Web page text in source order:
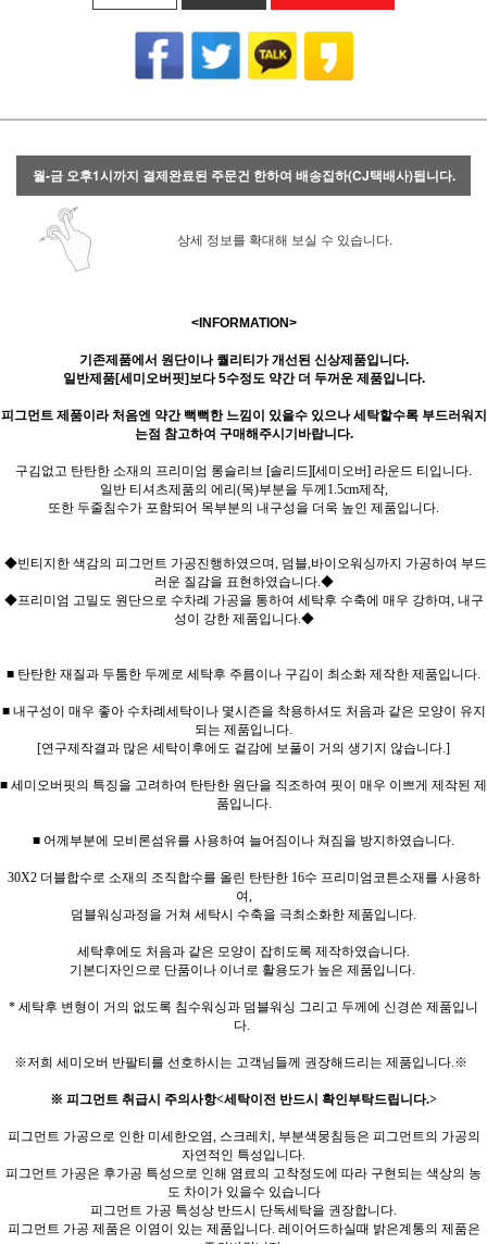
월-금 오후1시까지 결제완료된 주문건 한하여 배송집하(CJ택배사)됩니다.
상세 정보를 확대해 보실 수 있습니다.
<INFORMATION>
기존제품에서 원단이나 퀄리티가 개선된 신상제품입니다.
일반제품[세미오버핏]보다 5수정도 약간 더 두꺼운 제품입니다.
피그먼트 제품이라 처음엔 약간 뻑뻑한 느낌이 있을수 있으나 세탁할수록 부드러워지
는점 참고하여 구매해주시기바랍니다.
구김없고 탄탄한 소재의 프리미엄 롱슬리브 [솔리드][세미오버] 라운드 티입니다.
일반 티셔츠제품의 에리(목)부분을 두께1.5cm제작,
또한 두줄침수가 포함되어 목부분의 내구성을 더욱 높인 제품입니다.
◆빈티지한 색감의 피그먼트 가공진행하였으며, 덤블,바이오워싱까지 가공하여 부드
러운 질감을 표현하였습니다.◆
◆프리미엄 고밀도 원단으로 수차례 가공을 통하여 세탁후 수축에 매우 강하며, 내구
성이 강한 제품입니다.◆
■ 탄탄한 재질과 두툼한 두께로 세탁후 주름이나 구김이 최소화 제작한 제품입니다.
■ 내구성이 매우 좋아 수차례세탁이나 몇시즌을 착용하셔도 처음과 같은 모양이 유지
되는 제품입니다.
[연구제작결과 많은 세탁이후에도 겉감에 보풀이 거의 생기지 않습니다.]
■ 세미오버핏의 특징을 고려하여 탄탄한 원단을 직조하여 핏이 매우 이쁘게 제작된 제
품입니다.
■ 어께부분에 모비론섬유를 사용하여 늘어짐이나 쳐짐을 방지하였습니다.
30X2 더블합수로 소재의 조직합수를 올린 탄탄한 16수 프리미엄코튼소재를 사용하
여,
덤블워싱과정을 거쳐 세탁시 수축을 극최소화한 제품입니다.
세탁후에도 처음과 같은 모양이 잡히도록 제작하였습니다.
기본디자인으로 단품이나 이너로 활용도가 높은 제품입니다.
* 세탁후 변형이 거의 없도록 침수워싱과 덤블워싱 그리고 두께에 신경쓴 제품입니
다.
※저희 세미오버 반팔티를 선호하시는 고객님들께 권장해드리는 제품입니다.※
※ 피그먼트 취급시 주의사항<세탁이전 반드시 확인부탁드립니다.>
피그먼트 가공으로 인한 미세한오염, 스크레치, 부분색뭉침등은 피그먼트의 가공의
자연적인 특성입니다.
피그먼트 가공은 후가공 특성으로 인해 염료의 고착정도에 따라 구현되는 색상의 농
도 차이가 있을수 있습니다
피그먼트 가공 특성상 반드시 단독세탁을 권장합니다.
피그먼트 가공 제품은 이염이 있는 제품입니다. 레이어드하실때 밝은계통의 제품은